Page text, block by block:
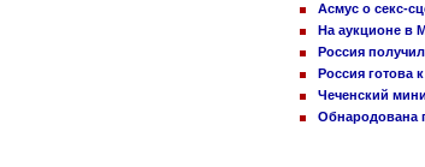
Асмус о секс-
На аукционе в
Россия
Россия готова
Чеченский
Обнародована